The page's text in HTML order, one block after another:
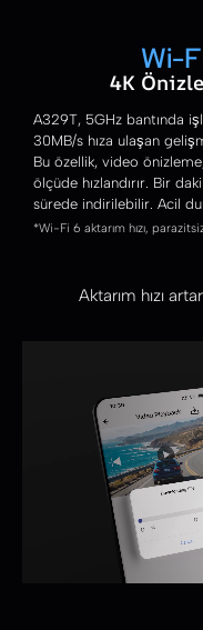
Wi-
4K
A329T, 5GHz bantında
30MB/s hıza ulaşan
Bu özellik, video
ölçüde hızlandırır. Bir
sürede indirilebilir. Acil
*Wi-Fi 6 aktarım hızı,
Aktarım hızı artar